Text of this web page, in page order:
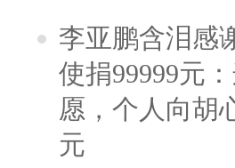
李亚鹏含泪感
使捐99999元
愿，个人向胡
元